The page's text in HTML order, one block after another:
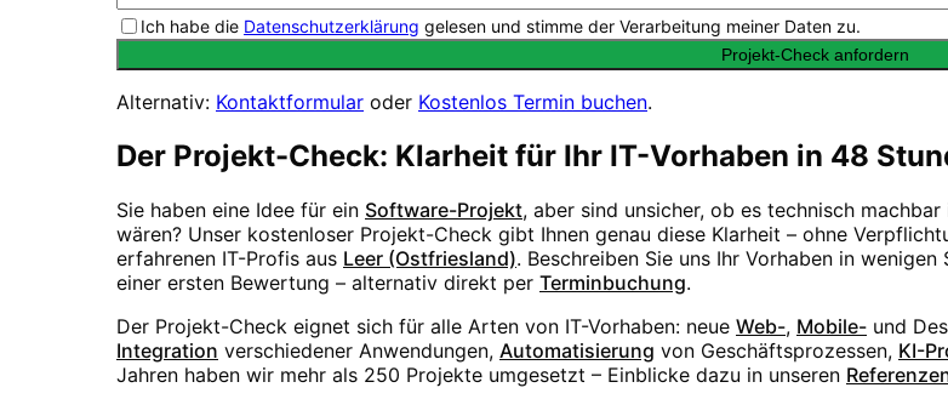
Ich habe die Datenschutzerklärung gelesen und stimme der Verarbeitung meiner Daten zu.
Projekt-Check anfordern
Alternativ: Kontaktformular oder Kostenlos Termin buchen.
Der Projekt-Check: Klarheit für Ihr IT-Vorhaben in 48
Sie haben eine Idee für ein Software-Projekt, aber sind unsicher, ob es technisch
wären? Unser kostenloser Projekt-Check gibt Ihnen genau diese Klarheit – ohne
erfahrenen IT-Profis aus Leer (Ostfriesland). Beschreiben Sie uns Ihr Vorhaben in
einer ersten Bewertung – alternativ direkt per Terminbuchung.
Der Projekt-Check eignet sich für alle Arten von IT-Vorhaben: neue Web-, Mobile- und
Integration verschiedener Anwendungen, Automatisierung von Geschäftsprozessen, KI-
Jahren haben wir mehr als 250 Projekte umgesetzt – Einblicke dazu in unseren